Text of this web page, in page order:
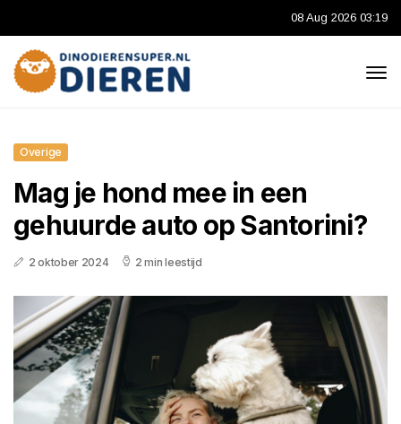
08 Aug 2026 03:19
Overige
Mag je hond mee in een
gehuurde auto op Santorini?
2 oktober 2024 2 min leestijd